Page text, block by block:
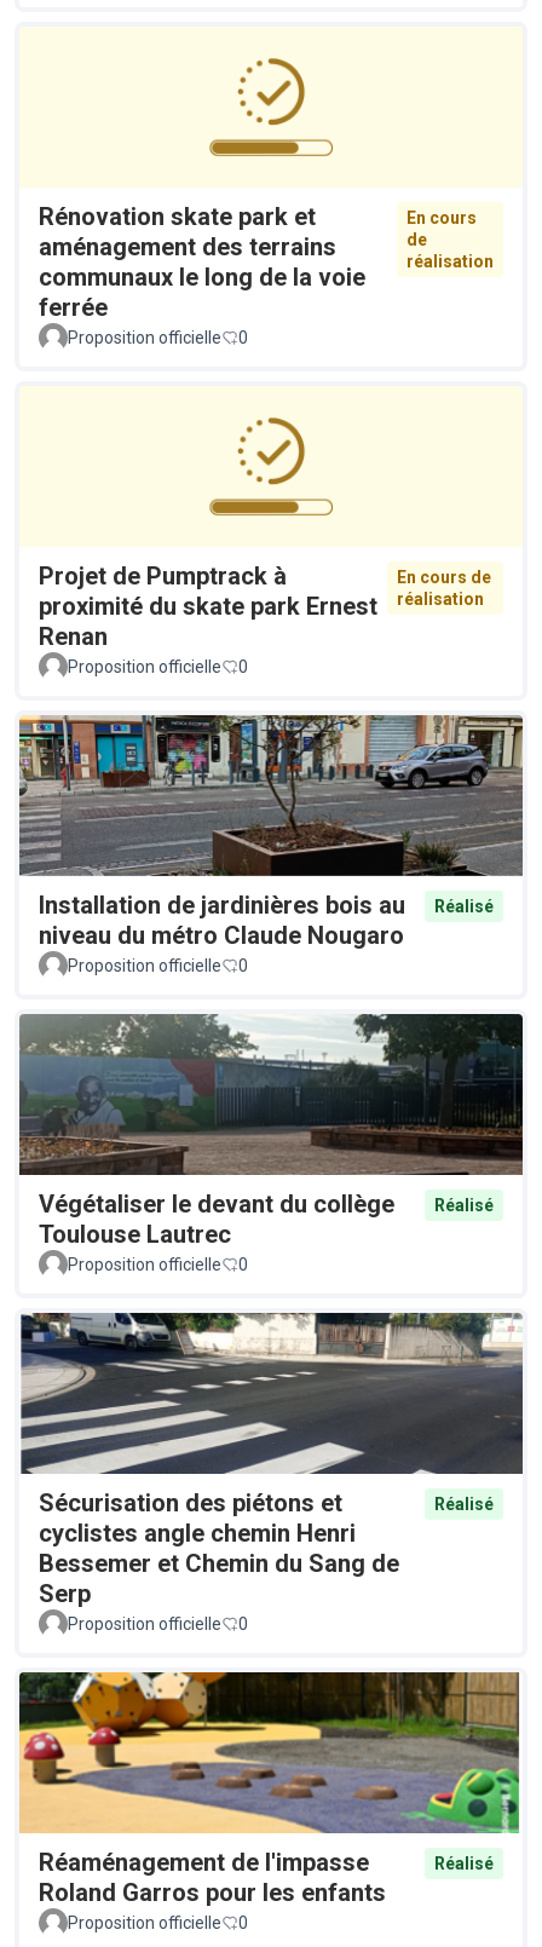
Rénovation skate park et
aménagement des terrains
communaux le long de la voie
ferrée
En cours
de
réalisation
Proposition officielle 0
Projet de Pumptrack à
proximité du skate park Ernest
Renan
En cours de
réalisation
Proposition officielle 0
Installation de jardinières bois au
niveau du métro Claude Nougaro
Réalisé
Proposition officielle 0
Végétaliser le devant du collège
Toulouse Lautrec
Réalisé
Proposition officielle 0
Sécurisation des piétons et
cyclistes angle chemin Henri
Bessemer et Chemin du Sang de
Serp
Réalisé
Proposition officielle 0
Réaménagement de l'impasse
Roland Garros pour les enfants
Réalisé
Proposition officielle 0